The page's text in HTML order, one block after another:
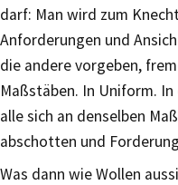
darf: Man wird zum
Anforderungen und
die andere vorgeben,
Maßstäben. In Uniform.
alle sich an denselben
abschotten und
Was dann wie Wollen